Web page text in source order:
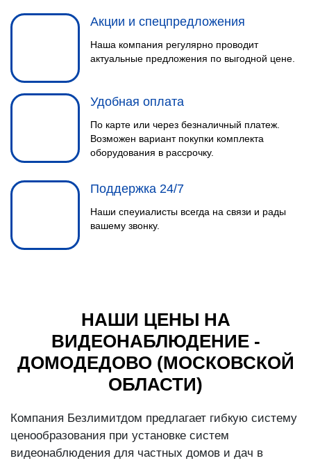
Акции и спецпредложения
Наша компания регулярно проводит
актуальные предложения по выгодной цене.
Удобная оплата
По карте или через безналичный платеж.
Возможен вариант покупки комплекта
оборудования в рассрочку.
Поддержка 24/7
Наши спеуиалисты всегда на связи и рады
вашему звонку.
НАШИ ЦЕНЫ НА
ВИДЕОНАБЛЮДЕНИЕ -
ДОМОДЕДОВО (МОСКОВСКОЙ
ОБЛАСТИ)
Компания Безлимитдом предлагает гибкую систему
ценообразования при установке систем
видеонаблюдения для частных домов и дач в